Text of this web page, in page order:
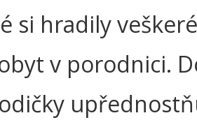
si hradily
v porodnici.